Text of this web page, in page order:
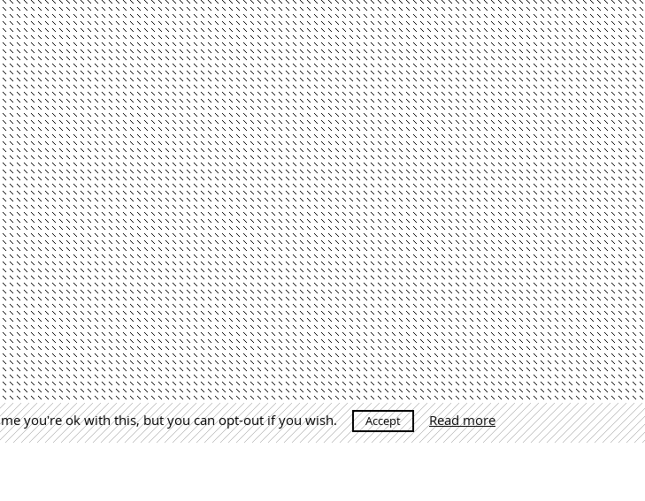
you're ok with this, but you can opt-out if you wish. Accept Read more